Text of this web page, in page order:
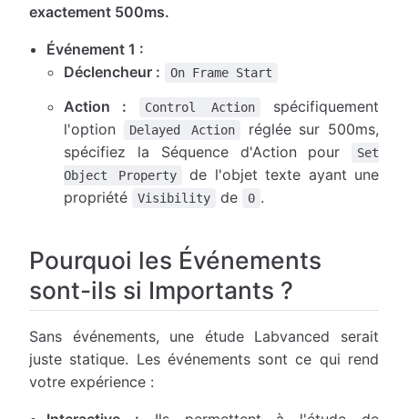
exactement 500ms.
Événement 1 :
Déclencheur :
On Frame Start
Action : Control Action
spécifiquement
l'option
Delayed Action
réglée sur 500ms,
spécifiez la Séquence d'Action pour
Set
Object Property
de l'objet texte ayant une
propriété
Visibility de 0 .
Pourquoi les Événements
sont-ils si Importants ?
Sans événements, une étude Labvanced serait
juste statique. Les événements sont ce qui rend
votre expérience :